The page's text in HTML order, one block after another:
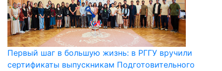
Первый шаг в большую жизнь: в РГГУ вручили
сертификаты выпускникам Подготовительного